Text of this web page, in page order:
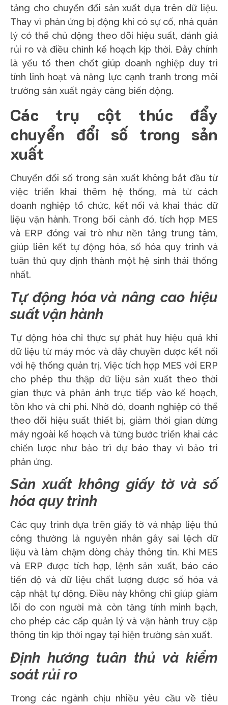
tảng cho chuyển đổi sản xuất dựa trên dữ liệu.
Thay vì phản ứng bị động khi có sự cố, nhà quản
lý có thể chủ động theo dõi hiệu suất, đánh giá
rủi ro và điều chỉnh kế hoạch kịp thời. Đây chính
là yếu tố then chốt giúp doanh nghiệp duy trì
tính linh hoạt và năng lực cạnh tranh trong môi
trường sản xuất ngày càng biến động.
Các trụ cột thúc đẩy
chuyển đổi số trong sản
xuất
Chuyển đổi số trong sản xuất không bắt đầu từ
việc triển khai thêm hệ thống, mà từ cách
doanh nghiệp tổ chức, kết nối và khai thác dữ
liệu vận hành. Trong bối cảnh đó, tích hợp MES
và ERP đóng vai trò như nền tảng trung tâm,
giúp liên kết tự động hóa, số hóa quy trình và
tuân thủ quy định thành một hệ sinh thái thống
nhất.
Tự động hóa và nâng cao hiệu
suất vận hành
Tự động hóa chỉ thực sự phát huy hiệu quả khi
dữ liệu từ máy móc và dây chuyền được kết nối
với hệ thống quản trị. Việc tích hợp MES với ERP
cho phép thu thập dữ liệu sản xuất theo thời
gian thực và phản ánh trực tiếp vào kế hoạch,
tồn kho và chi phí. Nhờ đó, doanh nghiệp có thể
theo dõi hiệu suất thiết bị, giảm thời gian dừng
máy ngoài kế hoạch và từng bước triển khai các
chiến lược như bảo trì dự báo thay vì bảo trì
phản ứng.
Sản xuất không giấy tờ và số
hóa quy trình
Các quy trình dựa trên giấy tờ và nhập liệu thủ
công thường là nguyên nhân gây sai lệch dữ
liệu và làm chậm dòng chảy thông tin. Khi MES
và ERP được tích hợp, lệnh sản xuất, báo cáo
tiến độ và dữ liệu chất lượng được số hóa và
cập nhật tự động. Điều này không chỉ giúp giảm
lỗi do con người mà còn tăng tính minh bạch,
cho phép các cấp quản lý và vận hành truy cập
thông tin kịp thời ngay tại hiện trường sản xuất.
Định hướng tuân thủ và kiểm
soát rủi ro
Trong các ngành chịu nhiều yêu cầu về tiêu